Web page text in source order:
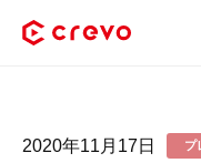
採用コンテンツ制作 プ
2020年11月17日